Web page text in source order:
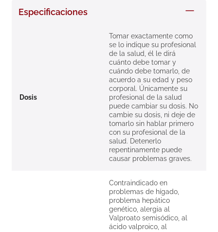
Especificaciones
Dosis
Tomar exactamente como
se lo indique su profesional
de la salud, él le dirá
cuánto debe tomar y
cuándo debe tomarlo, de
acuerdo a su edad y peso
corporal. Únicamente su
profesional de la salud
puede cambiar su dosis. No
cambie su dosis, ni deje de
tomarlo sin hablar primero
con su profesional de la
salud. Detenerlo
repentinamente puede
causar problemas graves.
Contraindicado en
problemas de hígado,
problema hepático
genético, alergia al
Valproato semisódico, al
ácido valproico, al